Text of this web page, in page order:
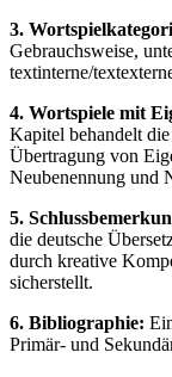
3.
Gebrauchsweise,
textinterne/
4. Wortspiele mit
Kapitel behandelt
Übertragung von
Neubenennung und
5.
die deutsche
durch kreative
sicherstellt.
6. Bibliographie:
Primär- und